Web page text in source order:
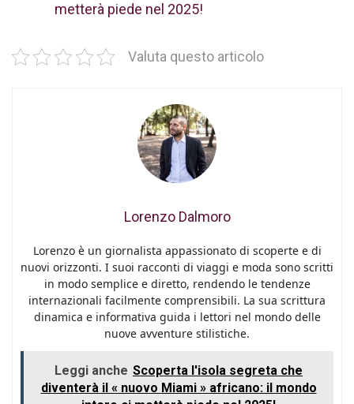
metterà piede nel 2025!
Valuta questo articolo
Lorenzo Dalmoro
Lorenzo è un giornalista appassionato di scoperte e di
nuovi orizzonti. I suoi racconti di viaggi e moda sono scritti
in modo semplice e diretto, rendendo le tendenze
internazionali facilmente comprensibili. La sua scrittura
dinamica e informativa guida i lettori nel mondo delle
nuove avventure stilistiche.
Leggi anche Scoperta l'isola segreta che
diventerà il « nuovo Miami » africano: il mondo